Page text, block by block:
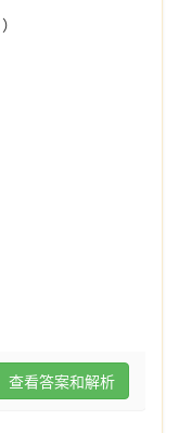
查看答案和解析